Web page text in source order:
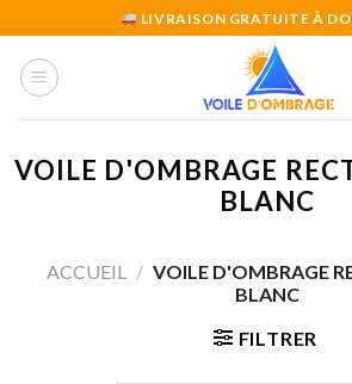
to
content
LIVRAISON GRATUITE À
VOILE D'OMBRAGE
BLANC
ACCUEIL / VOILE D'OMBRAGE
BLANC
FILTRER